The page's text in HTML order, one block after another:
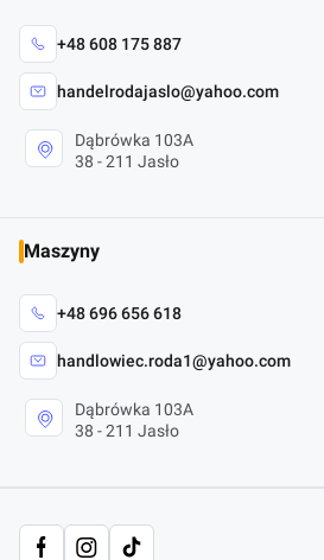
+48 608 175 887
handelrodajaslo@yahoo.com
Dąbrówka 103A
38 - 211 Jasło
Maszyny
+48 696 656 618
handlowiec.roda1@yahoo.com
Dąbrówka 103A
38 - 211 Jasło